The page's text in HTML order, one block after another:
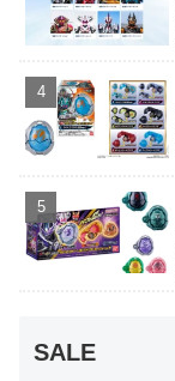
SALE